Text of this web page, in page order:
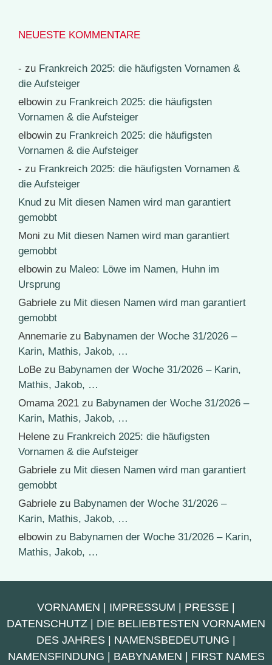
NEUESTE KOMMENTARE
- zu Frankreich 2025: die häufigsten Vornamen &
die Aufsteiger
elbowin zu Frankreich 2025: die häufigsten
Vornamen & die Aufsteiger
elbowin zu Frankreich 2025: die häufigsten
Vornamen & die Aufsteiger
- zu Frankreich 2025: die häufigsten Vornamen &
die Aufsteiger
Knud zu Mit diesen Namen wird man garantiert
gemobbt
Moni zu Mit diesen Namen wird man garantiert
gemobbt
elbowin zu Maleo: Löwe im Namen, Huhn im
Ursprung
Gabriele zu Mit diesen Namen wird man garantiert
gemobbt
Annemarie zu Babynamen der Woche 31/2026 –
Karin, Mathis, Jakob, …
LoBe zu Babynamen der Woche 31/2026 – Karin,
Mathis, Jakob, …
Omama 2021 zu Babynamen der Woche 31/2026 –
Karin, Mathis, Jakob, …
Helene zu Frankreich 2025: die häufigsten
Vornamen & die Aufsteiger
Gabriele zu Mit diesen Namen wird man garantiert
gemobbt
Gabriele zu Babynamen der Woche 31/2026 –
Karin, Mathis, Jakob, …
elbowin zu Babynamen der Woche 31/2026 – Karin,
Mathis, Jakob, …
VORNAMEN IMPRESSUM PRESSE
DATENSCHUTZ
DIE BELIEBTESTEN VORNAMEN
DES JAHRES
NAMENSBEDEUTUNG
NAMENSFINDUNG
BABYNAMEN FIRST NAMES